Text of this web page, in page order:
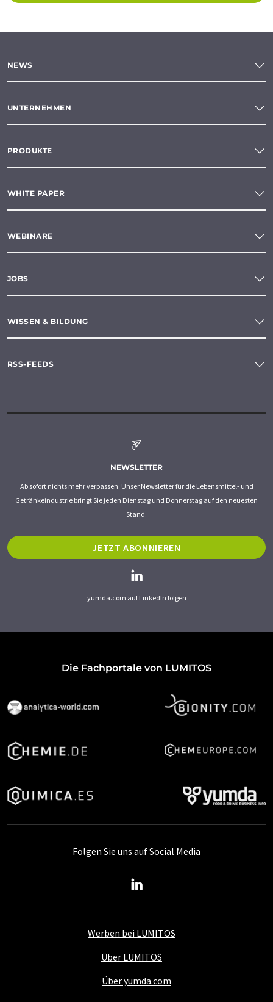
NEWS
UNTERNEHMEN
PRODUKTE
WHITE PAPER
WEBINARE
JOBS
WISSEN & BILDUNG
RSS-FEEDS
NEWSLETTER
Ab sofort nichts mehr verpassen: Unser Newsletter für die Lebensmittel- und
Getränkeindustrie bringt Sie jeden Dienstag und Donnerstag auf den neuesten
Stand.
JETZT ABONNIEREN
yumda.com auf LinkedIn folgen
Die Fachportale von LUMITOS
Werben bei LUMITOS
Über LUMITOS
Über yumda.com
Folgen Sie uns auf Social Media